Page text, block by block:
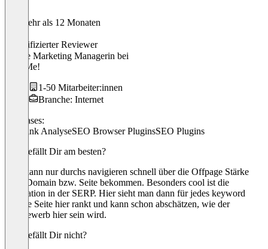
Vor mehr als 12 Monaten
Verifizierter Reviewer
Online Marketing Managerin bei
Like Me!
1-50 Mitarbeiter:innen
Branche: Internet
Use cases:
Backlink AnalyseSEO Browser PluginsSEO Plugins
Was gefällt Dir am besten?
Man kann nur durchs navigieren schnell über die Offpage Stärke
einer Domain bzw. Seite bekommen. Besonders cool ist die
Integration in der SERP. Hier sieht man dann für jedes keyword
welche Seite hier rankt und kann schon abschätzen, wie der
Wettbewerb hier sein wird.
Was gefällt Dir nicht?